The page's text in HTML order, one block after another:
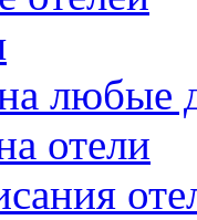
любые
отели